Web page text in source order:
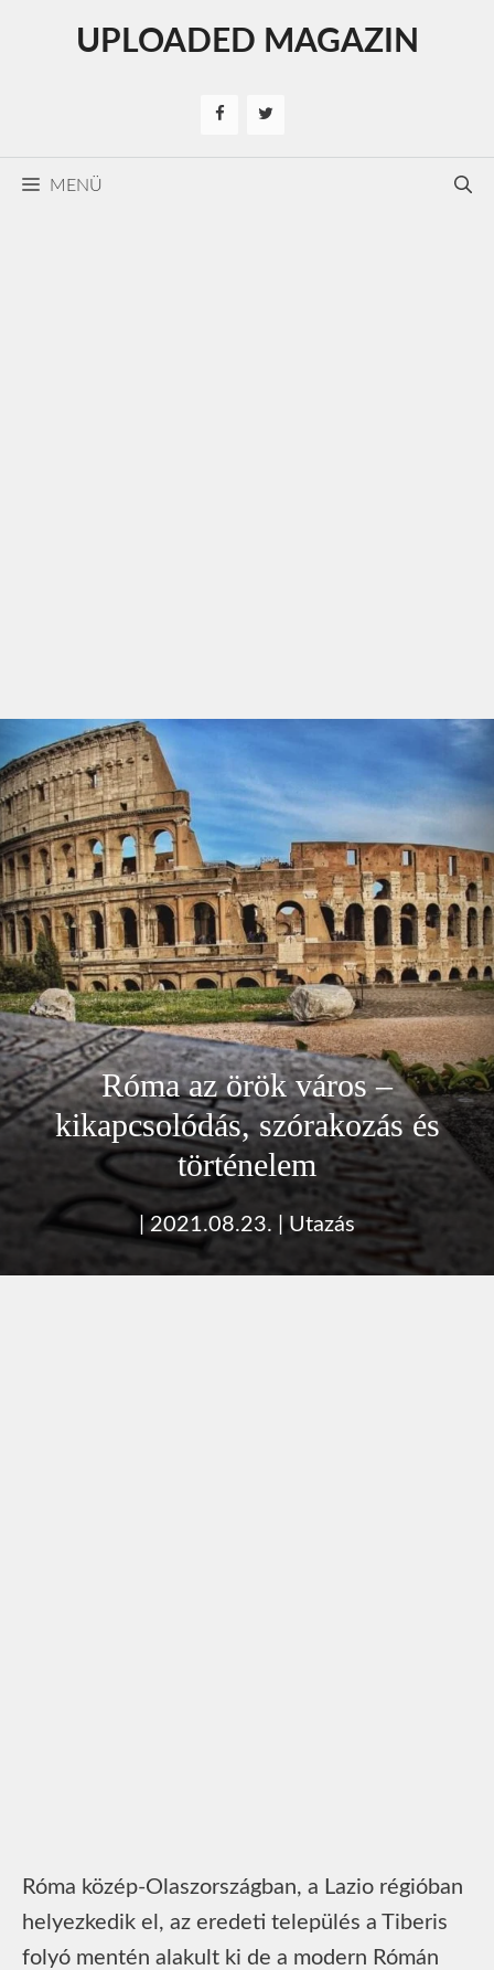
UPLOADED MAGAZIN
MENÜ
Róma az örök város –
kikapcsolódás, szórakozás és
történelem
|2021.08.23. |Utazás
Róma közép-Olaszországban, a Lazio régióban
helyezkedik el, az eredeti település a Tiberis
folyó mentén alakult ki de a modern Rómán